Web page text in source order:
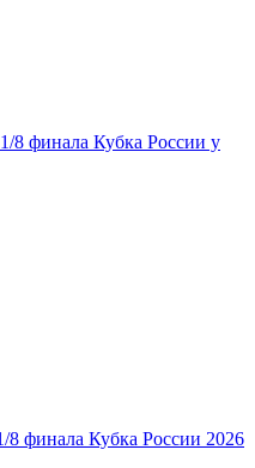
8 финала Кубка России у
8 финала Кубка России 2026